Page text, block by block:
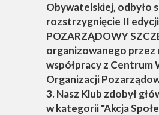
Obywatelskiej, odbyło
rozstrzygnięcie II
POZARZĄDOWY
organizowanego przez
współpracy z Centrum
Organizacji
3. Nasz Klub zdobył
w kategorii "Akcja